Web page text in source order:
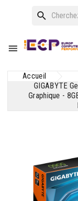
search

Accueil
GIGABYTE
Graphique -